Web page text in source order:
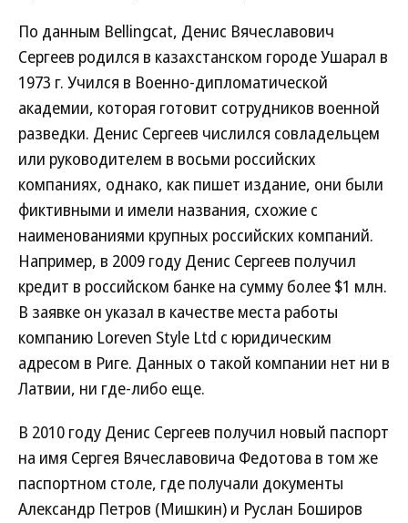
По данным Bellingcat, Денис Вячеславович
Сергеев родился в казахстанском городе Ушарал в
1973 г. Учился в Военно-дипломатической
академии, которая готовит сотрудников военной
разведки. Денис Сергеев числился совладельцем
или руководителем в восьми российских
компаниях, однако, как пишет издание, они были
фиктивными и имели названия, схожие с
наименованиями крупных российских компаний.
Например, в 2009 году Денис Сергеев получил
кредит в российском банке на сумму более $1 млн.
В заявке он указал в качестве места работы
компанию Loreven Style Ltd с юридическим
адресом в Риге. Данных о такой компании нет ни в
Латвии, ни где-либо еще.
В 2010 году Денис Сергеев получил новый паспорт
на имя Сергея Вячеславовича Федотова в том же
паспортном столе, где получали документы
Александр Петров (Мишкин) и Руслан Боширов